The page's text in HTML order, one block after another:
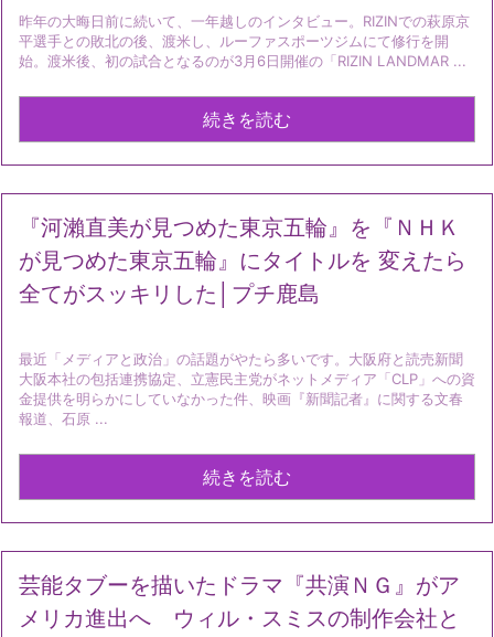
昨年の大晦日前に続いて、一年越しのインタビュー。RIZINでの萩原京
平選手との敗北の後、渡米し、ルーファスポーツジムにて修行を開
始。渡米後、初の試合となるのが3月6日開催の「RIZIN LANDMAR ...
続きを読む
『河瀨直美が見つめた東京五輪』を『ＮＨＫ
が見つめた東京五輪』にタイトルを 変えたら
全てがスッキリした│プチ鹿島
最近「メディアと政治」の話題がやたら多いです。大阪府と読売新聞
大阪本社の包括連携協定、立憲民主党がネットメディア「CLP」への資
金提供を明らかにしていなかった件、映画『新聞記者』に関する文春
報道、石原 ...
続きを読む
芸能タブーを描いたドラマ『共演ＮＧ』がア
メリカ進出へ ウィル・スミスの制作会社と